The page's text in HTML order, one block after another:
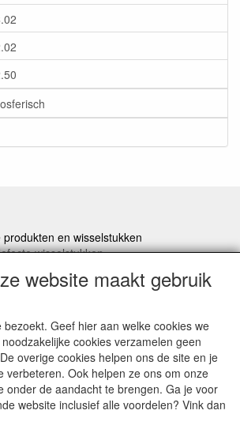
en wisselstukken
wisselstukken
hal 14
website maakt gebruik
bezoekt. Geef hier aan welke cookies we
cookies verzamelen geen
overige cookies helpen ons de site en je
verbeteren. Ook helpen ze ons om onze
onder de aandacht te brengen. Ga je voor
website inclusief alle voordelen? Vink dan